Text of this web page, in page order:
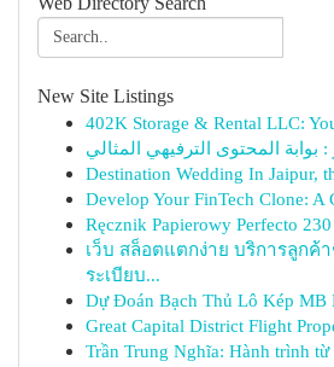
New Site Listings
402K Storage & Rental LLC:
المحتوى الترفيهي المثالي
Destination Wedding In Jaipur,
Develop Your FinTech Clone: A
Ręcznik Papierowy Perfecto
เว็บ สล็อตแตกง่าย บริการลูกค้
ระเบียบ...
Dự Đoán Bạch Thủ Lô Kép MB
Great Capital District Flight
Trần Trung Nghĩa: Hành trình từ